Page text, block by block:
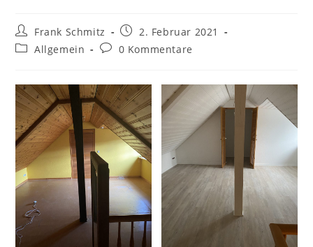
Beitrags-
Autor:
Frank Schmitz
Beitrag
veröffentlicht:
2. Februar 2021
Beitrags-
Allgemein
Beitrags-
0 Kommentare